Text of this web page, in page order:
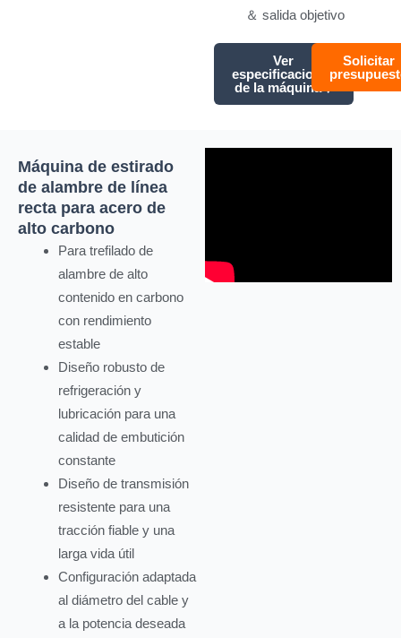
＆ salida objetivo
Ver
especificaciones
de la máquina ↓
Solicitar
Máquina de estirado
de alambre de línea
recta para acero de
alto carbono
Para trefilado de
alambre de alto
contenido en carbono
con rendimiento
estable
Diseño robusto de
refrigeración y
lubricación para una
calidad de embutición
constante
Diseño de transmisión
resistente para una
tracción fiable y una
larga vida útil
Configuración adaptada
al diámetro del cable y
a la potencia deseada